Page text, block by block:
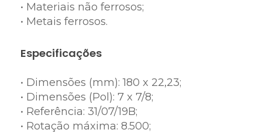
• Materiais não ferrosos;
• Metais ferrosos.
Especificações
• Dimensões (mm): 180 x 22,23;
• Dimensões (Pol): 7 x 7/8;
• Referência: 31/07/19B;
• Rotação máxima: 8.500;